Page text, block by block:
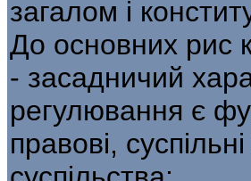
загалом і
До основних рис
- засадничий
регулювання є
правові,